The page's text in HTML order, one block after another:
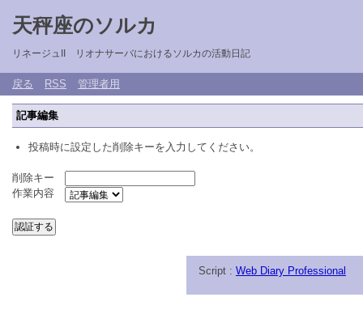
天秤座のソルカ
リネージュII リオナサーバにおけるソルカの活動日記
戻る RSS 管理者用
記事編集
投稿時に設定した削除キーを入力してください。
削除キー
作業内容
Script : Web Diary Professional